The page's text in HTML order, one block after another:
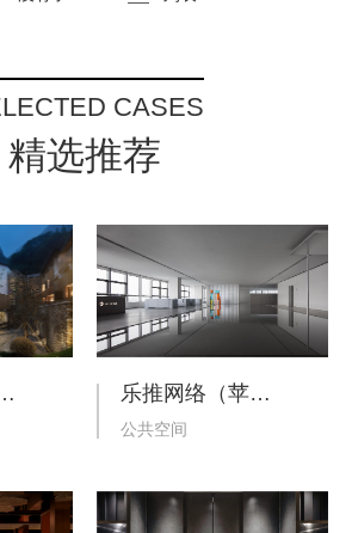
CASES
精选推荐
半山度假酒店 乐推网络（苹果服务商）办公室
公共空间